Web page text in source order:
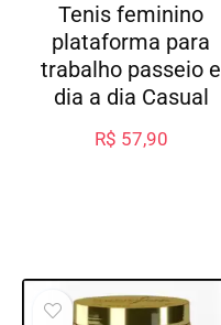
Tenis feminino
plataforma para
trabalho passeio e
dia a dia Casual
R$ 57,90